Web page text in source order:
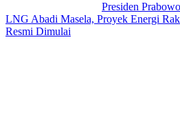
Presiden
LNG Abadi Masela, Proyek Energi
Resmi Dimulai